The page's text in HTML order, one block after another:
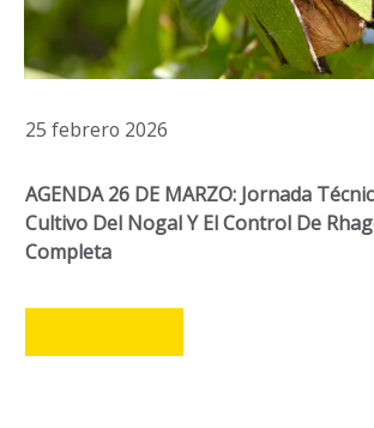
25 febrero 2026
AGENDA 26 DE MARZO: Jornada
Cultivo Del Nogal Y El Control De
Completa